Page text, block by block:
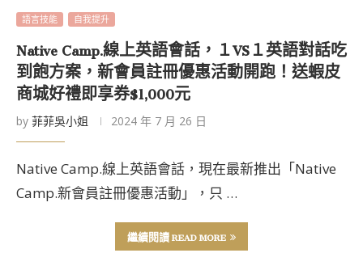
語言技能 自我提升
Native Camp.線上英語會話，１VS１英語對話吃
到飽方案，新會員註冊優惠活動開跑！送蝦皮
商城好禮即享券$1,000元
by 菲菲吳小姐 2024 年 7 月 26 日
Native Camp.線上英語會話，現在最新推出「Native
Camp.新會員註冊優惠活動」，只 …
繼續閱讀 READ MORE